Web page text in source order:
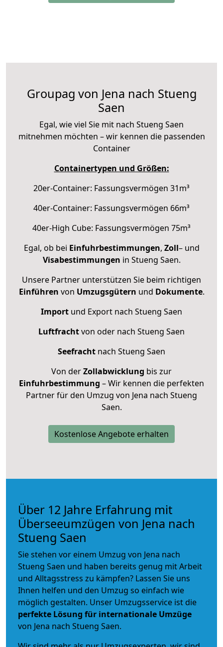
Groupag von Jena nach Stueng
Saen
Egal, wie viel Sie mit nach Stueng Saen
mitnehmen möchten – wir kennen die passenden
Container
Containertypen und Größen:
20er-Container: Fassungsvermögen 31m³
40er-Container: Fassungsvermögen 66m³
40er-High Cube: Fassungsvermögen 75m³
Egal, ob bei Einfuhrbestimmungen, Zoll– und
Visabestimmungen in Stueng Saen.
Unsere Partner unterstützen Sie beim richtigen
Einführen von Umzugsgütern und Dokumente.
Import und Export nach Stueng Saen
Luftfrachtvon oder nach Stueng Saen
Seefracht nach Stueng Saen
Von derZollabwicklung bis zur
Einfuhrbestimmung – Wir kennen die perfekten
Partner für den Umzug von Jena nach Stueng
Saen.
Kostenlose Angebote erhalten
Über 12 Jahre Erfahrung mit
Überseeumzügen von Jena nach
Stueng Saen
Sie stehen vor einem Umzug von Jena nach
Stueng Saen und haben bereits genug mit Arbeit
und Alltagsstress zu kämpfen? Lassen Sie uns
Ihnen helfen und den Umzug so einfach wie
möglich gestalten. Unser Umzugsservice ist die
perfekte Lösung für internationale Umzüge
von Jena nach Stueng Saen.